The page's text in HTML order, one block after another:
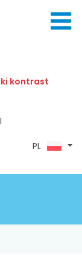
kontrast
pokaż
PL